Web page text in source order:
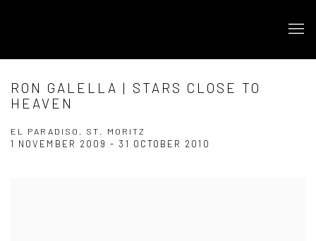
RON GALELLA | STARS CLOSE TO
HEAVEN
EL PARADISO, ST. MORITZ
1 NOVEMBER 2009 - 31 OCTOBER 2010